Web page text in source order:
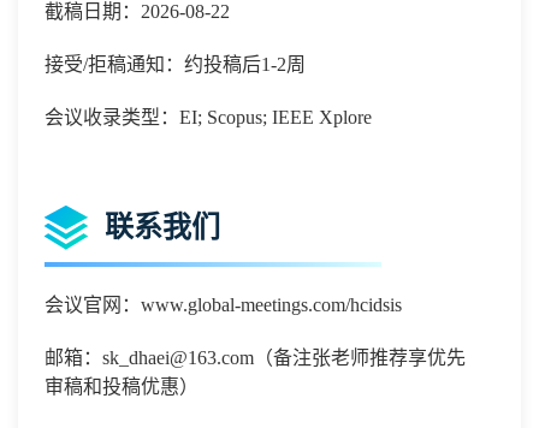
截稿日期：2026-08-22
接受/拒稿通知：约投稿后1-2周
会议收录类型：EI; Scopus; IEEE Xplore
联系我们
会议官网： www.global-meetings.com/hcidsis
邮箱： sk_dhaei@163.com（备注张老师推荐享优先
审稿和投稿优惠）